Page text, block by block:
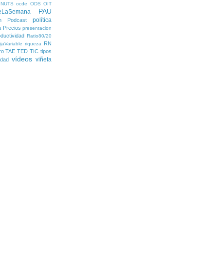
NUTS ocde ODS OIT
PAU
Podcast política
Precios presentacion
Ratio80/20
riqueza
RN
TAE TED TIC tipos
vídeos viñeta